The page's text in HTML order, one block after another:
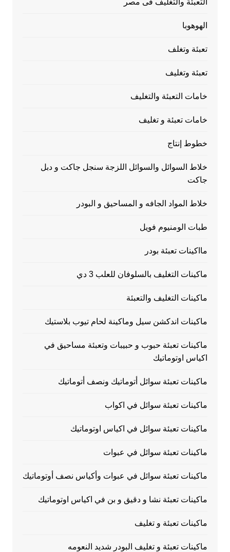
الهوهوبا
تعبئة وتغلف
تعبئة وتغليف
خامات التعبئة والتغليف
خامات تعبئة و تغليف
خطوط إنتاج
خلاط السوائل والسوائل اللزجة سنجل جاكت و دبل
جاكت
خلاط المواد الجافه و المساحيق و البودر
طبات الومنيوم فويل
مااكينات تعبئة بودر
ماكينات التغليف بالسلوفان للعلب 3 دي
ماكينات التغليف والتعبئة
ماكينات اندكشن سيل وماكينة لحام تيوب بلاستيك
ماكينات تعبئة حبوب و حبيبات وتعبئة مساحيق في
اكياس اوتوماتيك
ماكينات تعبئة سوائل أتوماتيك ونصف أتوماتيك
ماكينات تعبئة سوائل في اكواب
ماكينات تعبئة سوائل في اكياس اوتوماتيك
ماكينات تعبئة سوائل في عبوات
ماكينات تعبئة سوائل في عبوات وأكياس نصف أوتوماتيك
ماكينات تعبئة نشا و دقيق و بن في اكياس اوتوماتيك
ماكينات تعبئة و تغليف
ماكينات تعبئة و تغليف البودر شديد النعومه